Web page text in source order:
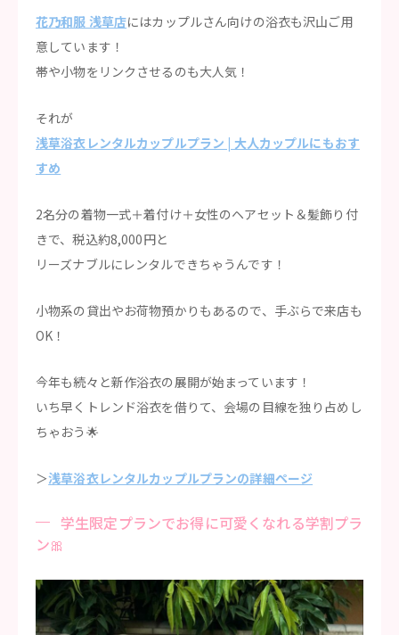
花乃和服 浅草店にはカップルさん向けの浴衣も沢山ご用
意しています！
帯や小物をリンクさせるのも大人気！
それが
浅草浴衣レンタルカップルプラン | 大人カップルにもおす
すめ
2名分の着物一式＋着付け＋女性のヘアセット＆髪飾り付
きで、税込約8,000円と
リーズナブルにレンタルできちゃうんです！
小物系の貸出やお荷物預かりもあるので、手ぶらで来店も
OK！
今年も続々と新作浴衣の展開が始まっています！
いち早くトレンド浴衣を借りて、会場の目線を独り占めし
ちゃおう🌟
＞浅草浴衣レンタルカップルプランの詳細ページ
学生限定プランでお得に可愛くなれる学割プラ
ン🎀